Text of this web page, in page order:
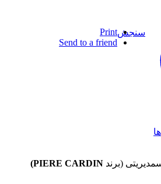
سنجشPrint
Send to a friend
(برندPIERE CARDIN)